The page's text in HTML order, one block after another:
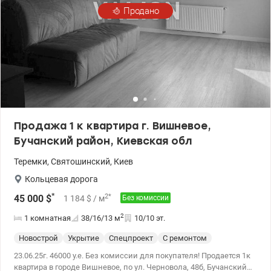
Продано
Продажа 1 к квартира г. Вишневое,
Бучанский район, Киевская обл
Теремки, Святошинский, Киев
Кольцевая дорога
45 000 $* 1 184 $ / м2* Без комиссии
1 комнатная 38/16/13 м2 10/10 эт.
Новострой Укрытие Спецпроект
С ремонтом
23.06.25г. 46000 у.е. Без комиссии для покупателя! Продается 1к
квартира в городе Вишневое, по ул. Черновола, 48б, Бучанский